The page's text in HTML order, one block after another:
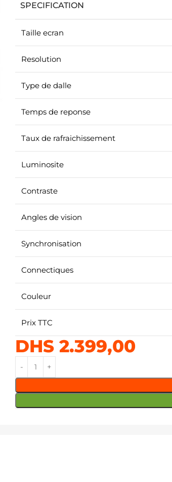
SPECIFICATION
Taille ecran
Resolution
Type de dalle
Temps de reponse
Taux de rafraichissement
Luminosite
Contraste
Angles de vision
Synchronisation
Connectiques
Couleur
Prix TTC
DHS 2.399,00